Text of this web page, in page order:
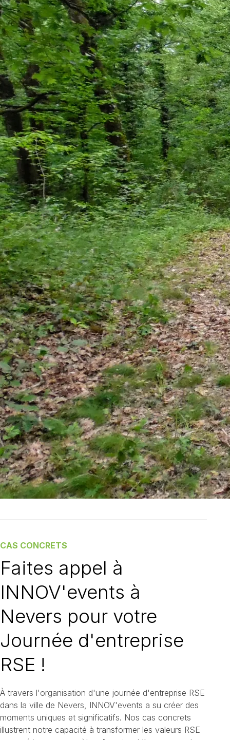
CAS CONCRETS
Faites appel à
INNOV'events à
Nevers pour votre
Journée d'entreprise
RSE !
À travers l'organisation d'une journée d'entreprise RSE
dans la ville de Nevers, INNOV'events a su créer des
moments uniques et significatifs. Nos cas concrets
illustrent notre capacité à transformer les valeurs RSE